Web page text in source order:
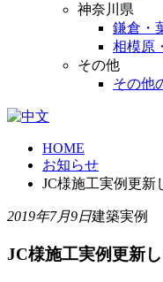
神奈川県
鎌倉・
相模原
その他
その他
HOME
お知らせ
JC様施工実例更新
2019年7月9日建築実例
JC様施工実例更新し